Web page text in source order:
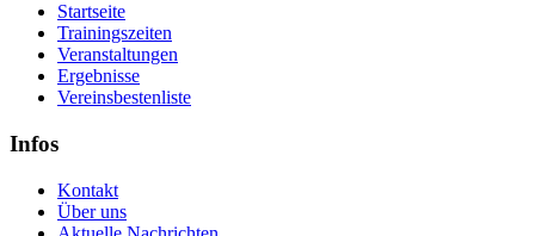
Startseite
Trainingszeiten
Veranstaltungen
Ergebnisse
Vereinsbestenliste
Infos
Kontakt
Über uns